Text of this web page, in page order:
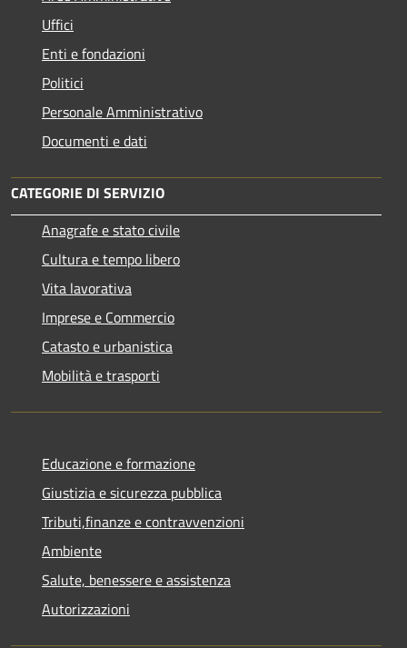
Uffici
Enti e fondazioni
Politici
Personale Amministrativo
Documenti e dati
CATEGORIE DI SERVIZIO
Anagrafe e stato civile
Cultura e tempo libero
Vita lavorativa
Imprese e Commercio
Catasto e urbanistica
Mobilità e trasporti
Educazione e formazione
Giustizia e sicurezza pubblica
Tributi,finanze e contravvenzioni
Ambiente
Salute, benessere e assistenza
Autorizzazioni